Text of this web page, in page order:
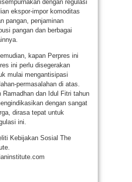
dengan regulasi
ekspor-impor komoditas
pangan, penjaminan
pangan dan berbagai
kapan Perpres ini
ini perlu disegerakan
mulai mengantisipasi
permasalahan di atas.
Ramadhan dan Idul Fitri tahun
dengan sangat
dirasa tepat untuk
ini.
Kebijakan Sosial The